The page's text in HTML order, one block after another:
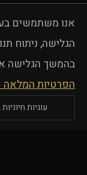
הכנה
הקפיצה
הבא, היא
הליווי
בשרשרת
בהמשך הגלישה
הפרטיות
עוגיות